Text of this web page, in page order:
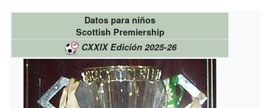
Datos para niños
Scottish Premiership
CXXIX Edición 2025-26